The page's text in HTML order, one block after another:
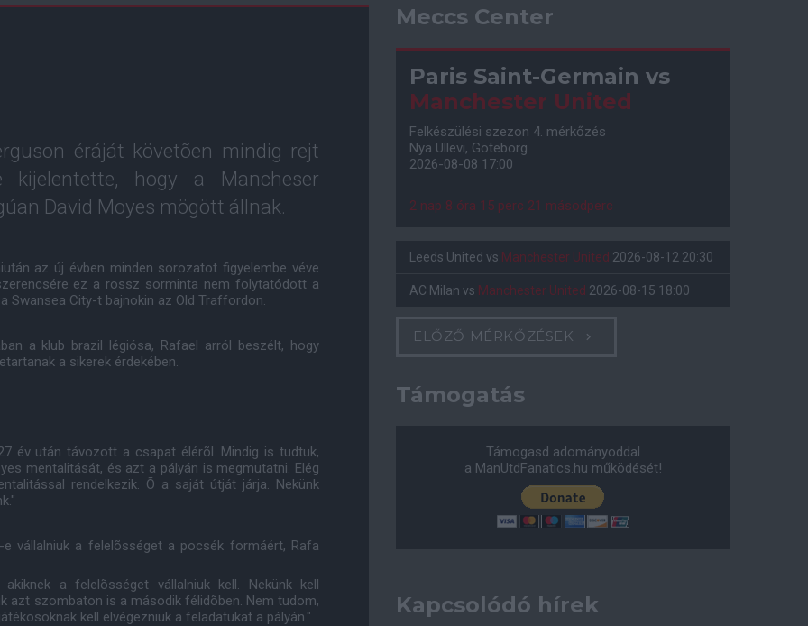
éráját követõen mindig rejt
kijelentette, hogy a Mancheser
David Moyes mögött állnak.
az új évben minden sorozatot figyelembe véve
ez a rossz sorminta nem folytatódott a
Swansea City-t bajnokin az Old Traffordon.
a klub brazil légiósa, Rafael arról beszélt, hogy
a sikerek érdekében.
év után távozott a csapat élérõl. Mindig is tudtuk,
mentalitását, és azt a pályán is megmutatni. Elég
rendelkezik. Õ a saját útját járja. Nekünk
vállalniuk a felelõsséget a pocsék formáért, Rafa
a felelõsséget vállalniuk kell. Nekünk kell
azt szombaton is a második félidõben. Nem tudom,
kell elvégezniük a feladatukat a pályán."
Meccs Center
Paris Saint-Germain vs
Manchester United
Felkészülési szezon 4. mérkőzés
Nya Ullevi, Göteborg
2026-08-08 17:00
2 nap 8 óra 15 perc 20 másodperc
Leeds United vs Manchester United 2026-08-12 20:30
AC Milan vs Manchester United 2026-08-15 18:00
ELŐZŐ MÉRKŐZÉSEK
Támogatás
Támogasd adományoddal
a ManUtdFanatics.hu működését!
Kapcsolódó hírek